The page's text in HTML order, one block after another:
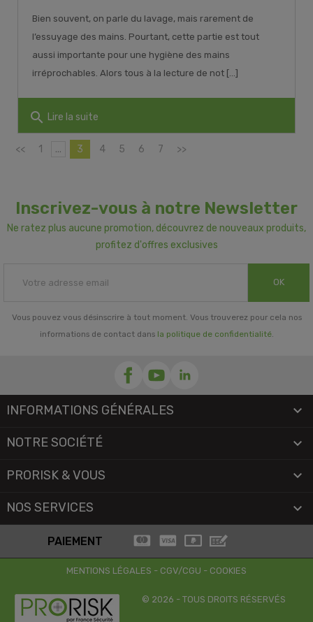
Bien souvent, on parle du lavage, mais rarement de
l’essuyage des mains. Pourtant, cette partie est tout
aussi importante pour une hygiène des mains
irréprochables. Alors tous à la lecture de not [...]
search Lire la suite
<< 1 ... 3 4 5 6 7 >>
Inscrivez-vous à notre Newsletter
Ne ratez plus aucune promotion, découvrez de nouveaux produits,
profitez d'offres exclusives
OK
Vous pouvez vous désinscrire à tout moment. Vous trouverez pour cela nos
informations de contact dans la politique de confidentialité.
INFORMATIONS GÉNÉRALES 
NOTRE SOCIÉTÉ 
PRORISK & VOUS 
NOS SERVICES 
PAIEMENT
MENTIONS LÉGALES - CGV/CGU - COOKIES
© 2026 - TOUS DROITS RÉSERVÉS